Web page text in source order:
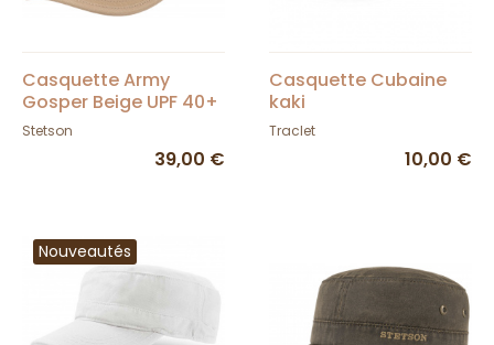
Casquette Army
Gosper Beige UPF 40+
- Stetson
Stetson
39,00 €
Casquette Cubaine
kaki
Traclet
10,00 €
Nouveautés